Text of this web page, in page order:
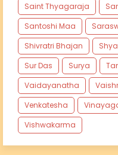
Saint Thyagaraja
Santoshi Maa
Shivratri Bhajan
Sur Das
Surya
Vaidayanatha
Venkatesha
Vishwakarma